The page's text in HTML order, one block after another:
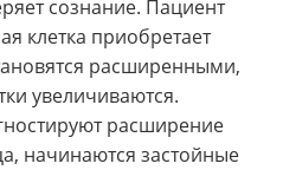
сознание. Пациент
клетка приобретает
расширенными,
увеличиваются.
расширение
начинаются застойные